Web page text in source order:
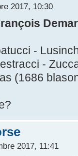
2017, 10:30
-
-
(1686
2017, 11:41